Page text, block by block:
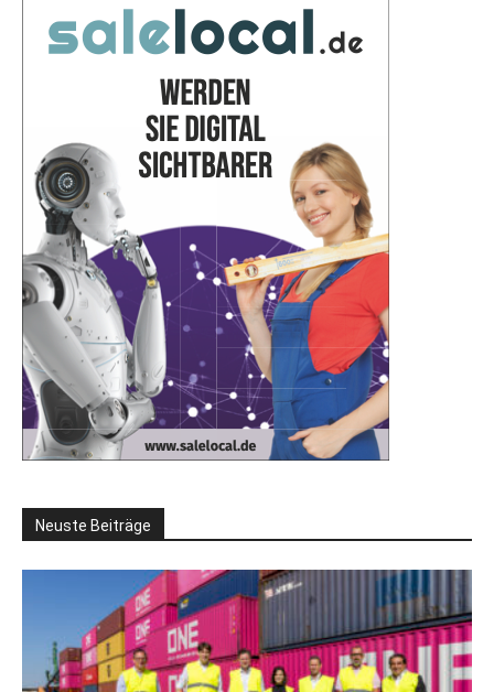
Neuste Beiträge